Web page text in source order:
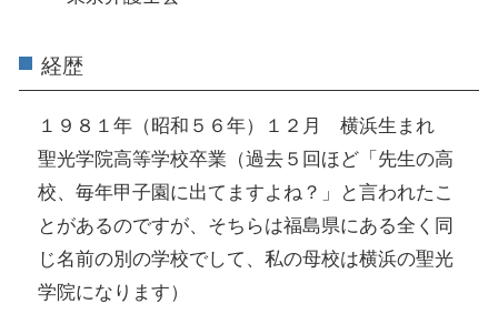
経歴
１９８１年（昭和５６年）１２月 横浜生まれ
聖光学院高等学校卒業（過去５回ほど「先生の高
校、毎年甲子園に出てますよね？」と言われたこ
とがあるのですが、そちらは福島県にある全く同
じ名前の別の学校でして、私の母校は横浜の聖光
学院になります）